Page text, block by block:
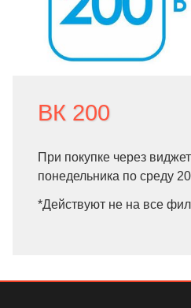
ВК 200
При покупке через
понедельника по среду
*Действуют не на все